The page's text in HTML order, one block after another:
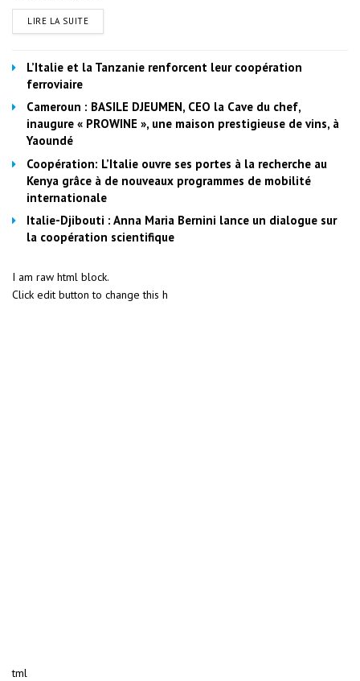
LIRE LA SUITE
L’Italie et la Tanzanie renforcent leur coopération
ferroviaire
Cameroun : BASILE DJEUMEN, CEO la Cave du chef,
inaugure « PROWINE », une maison prestigieuse de vins, à
Yaoundé
Coopération: L’Italie ouvre ses portes à la recherche au
Kenya grâce à de nouveaux programmes de mobilité
internationale
Italie-Djibouti : Anna Maria Bernini lance un dialogue sur
la coopération scientifique
I am raw html block.
Click edit button to change this h
tml